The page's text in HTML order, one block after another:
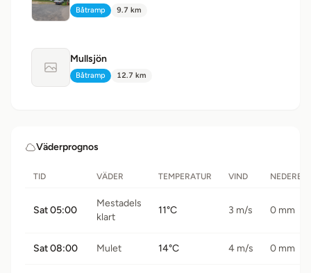
Typ:
Båtramp Avstånd:
9.7 km
Ingen bild tillgänglig
Mullsjön
Typ:
Båtramp Avstånd:
12.7 km
Väderprognos
TID VÄDER TEMPERATUR VIND
Sat 05:00
Mestadels
klart
11°C 3 m/s 0 mm
Sat 08:00 Mulet 14°C 4 m/s 0 mm